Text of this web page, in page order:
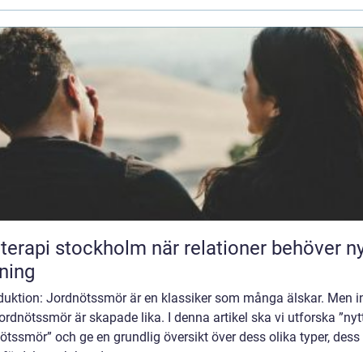
stockholm när relationer behöver ny
Jordnötssmör är en klassiker som många älskar. Men
är skapade lika. I denna artikel ska vi utforska
och ge en grundlig översikt över dess olika typer, dess